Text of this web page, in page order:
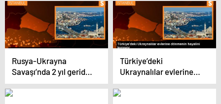
yeni yaptırımlar
açıkladı
Rusya-Ukrayna
Savaşı’nda 2 yıl geride
kaldı
Türkiye’deki
Ukraynalılar evlerine
dönmenin hayalini
kuruyor